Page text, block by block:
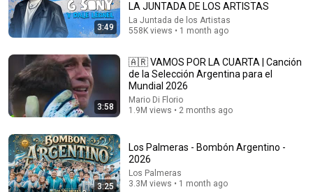
3:49
LA JUNTADA DE LOS ARTISTAS
La Juntada de los Artistas
558K views • 1 month ago
3:58
🇦🇷 VAMOS POR LA CUARTA | Canción
de la Selección Argentina para el
Mundial 2026
Mario Di Florio
1.9M views • 2 months ago
3:25
Los Palmeras - Bombón Argentino -
2026
Los Palmeras
3.3M views • 1 month ago